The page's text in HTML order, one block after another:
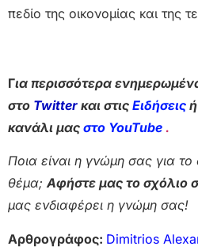
πεδίο της οικονομίας και της
Για περισσότερα
στο Twitter και στις Ειδήσεις
κανάλι μας στο YouTube .
Ποια είναι η γνώμη σας για το
θέμα;Αφήστε μας το σχόλιο
μας ενδιαφέρει η γνώμη σας!
Αρθρογράφος: Dimitrios